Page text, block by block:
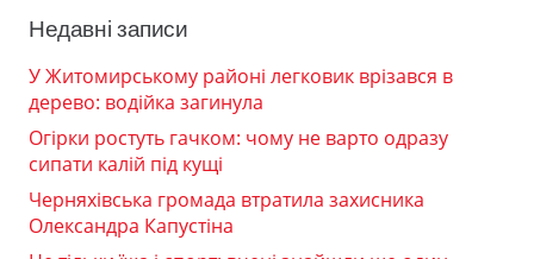
Недавні записи
У Житомирському районі легковик врізався в
дерево: водійка загинула
Огірки ростуть гачком: чому не варто одразу
сипати калій під кущі
Черняхівська громада втратила захисника
Олександра Капустіна